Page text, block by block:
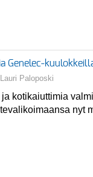
Genelec-
Lauri Paloposki
kotikaiuttimia
nyt